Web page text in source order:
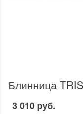
Блинница
3 010 руб.